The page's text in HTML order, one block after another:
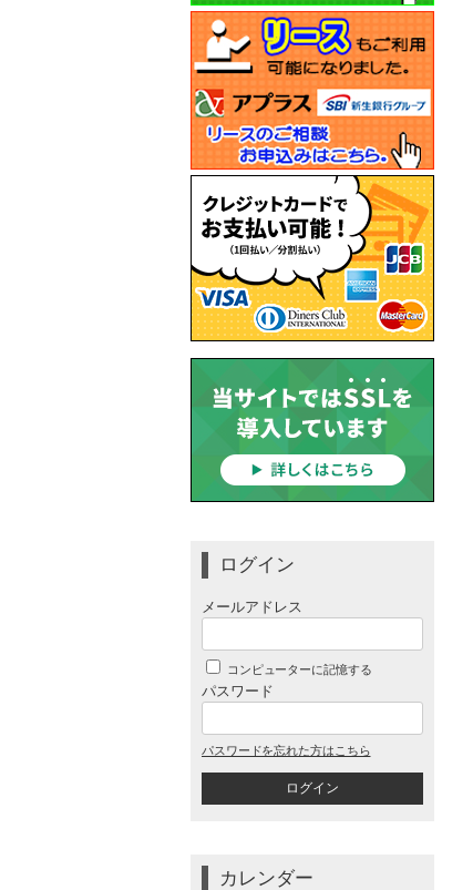
ログイン
メールアドレス
コンピューターに記憶する
パスワード
パスワードを忘れた方はこちら
カレンダー